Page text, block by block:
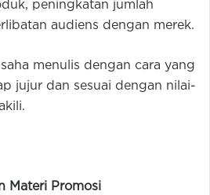
peningkatan jumlah
audiens dengan merek.
menulis dengan cara yang
jujur dan sesuai dengan nilai-
Materi Promosi